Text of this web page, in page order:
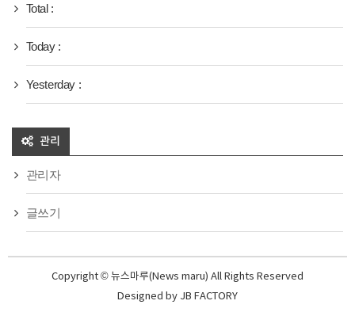
Total :
Today :
Yesterday :
관리
관리자
글쓰기
Copyright © 뉴스마루(News maru) All Rights Reserved
Designed by JB FACTORY